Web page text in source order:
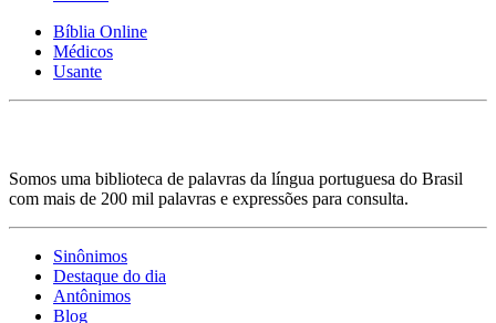
Bíblia Online
Médicos
Usante
Somos uma biblioteca de palavras da língua portuguesa do Brasil
com mais de 200 mil palavras e expressões para consulta.
Sinônimos
Destaque do dia
Antônimos
Blog